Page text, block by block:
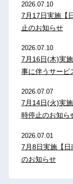
2026.07.10
7月17日実施【
止のお知らせ
2026.07.10
7月16日(木)実
事に伴うサービ
2026.07.07
7月14日(火)実
時停止のお知ら
2026.07.01
7月8日実施【日
のお知らせ